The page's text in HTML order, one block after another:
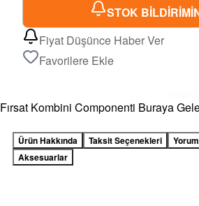
STOK
Fiyat Düşünce Haber Ver
Favorilere Ekle
Fırsat Kombini Componenti Buraya
Ürün Hakkında Taksit Seçenekleri
Aksesuarlar